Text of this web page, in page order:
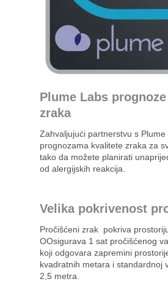
Plume Labs
zraka
Zahvaljujući partnerstvu s
prognozama kvalitete zraka za
tako da možete planirati
od alergijskih reakcija.
Velika pokrivenost
Pročišćeni zrak pokriva
OOsigurava 1 sat pročišćenog
koji odgovara zapremini
kvadratnih metara i standardnoj
2,5 metra.